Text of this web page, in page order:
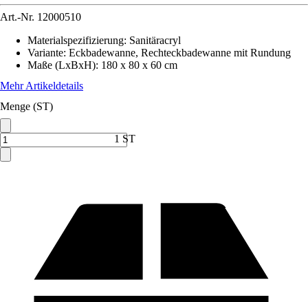
Art.-Nr. 12000510
Materialspezifizierung: Sanitäracryl
Variante: Eckbadewanne, Rechteckbadewanne mit Rundung
Maße (LxBxH): 180 x 80 x 60 cm
Mehr Artikeldetails
Menge (ST)
1 ST